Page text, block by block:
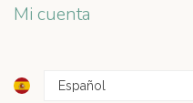
Mi cuenta